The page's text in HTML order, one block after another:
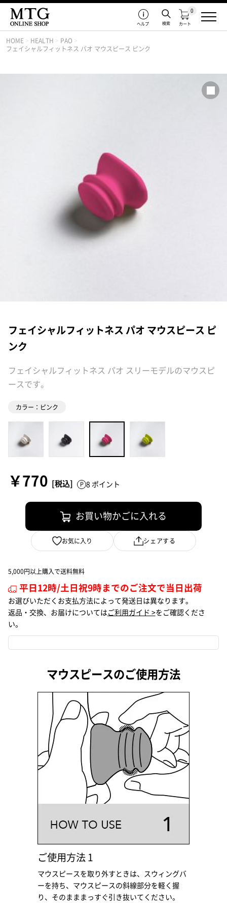
カート
0
検索
ヘルプ
HOME > HEALTH > PAO >
フェイシャルフィットネス パオ マウスピース ピンク
フェイシャルフィットネス パオ マウスピース ピ
ンク
フェイシャルフィットネス パオ スリーモデルのマウスピ
ースです。
カラー：ピンク
￥770 8 ポイント
お買い物かごに入れる
お気に入り シェアする
5,000円以上購入で送料無料
平日12時/土日祝9時までのご注文で当日出荷
お選びいただくお支払方法によって発送日は異なります。
返品・交換、お届けについては ご利用ガイド >をご確認くださ
い。
マウスピースのご使用方法
ご使用方法 1
マウスピースを取り外すときは、スウィングバ
ーを持ち、マウスピースの斜線部分を軽く握
り、そのまままっすぐ引き抜いてください。